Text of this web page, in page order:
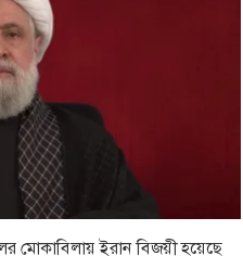
মোকাবিলায় ইরান বিজয়ী হয়েছে